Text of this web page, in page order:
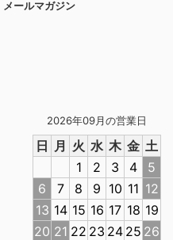
2026年09月の営業日
日 月 火 水 木 金 土
1
2 3 4
5
6
7 8 9 10 11 12
13 14 15 16 17 18 19
20 21 22 23 24 25 26
メールマガジン